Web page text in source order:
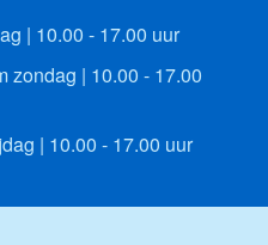
| 10.00 - 17.00 uur
zondag | 10.00 - 17.00
| 10.00 - 17.00 uur